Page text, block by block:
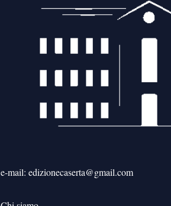
e-mail: edizionecaserta@gmail.com